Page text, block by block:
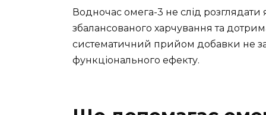
Водночас омега-3 не слід розглядати
збалансованого харчування та
систематичний прийом добавки не
функціонального ефекту.